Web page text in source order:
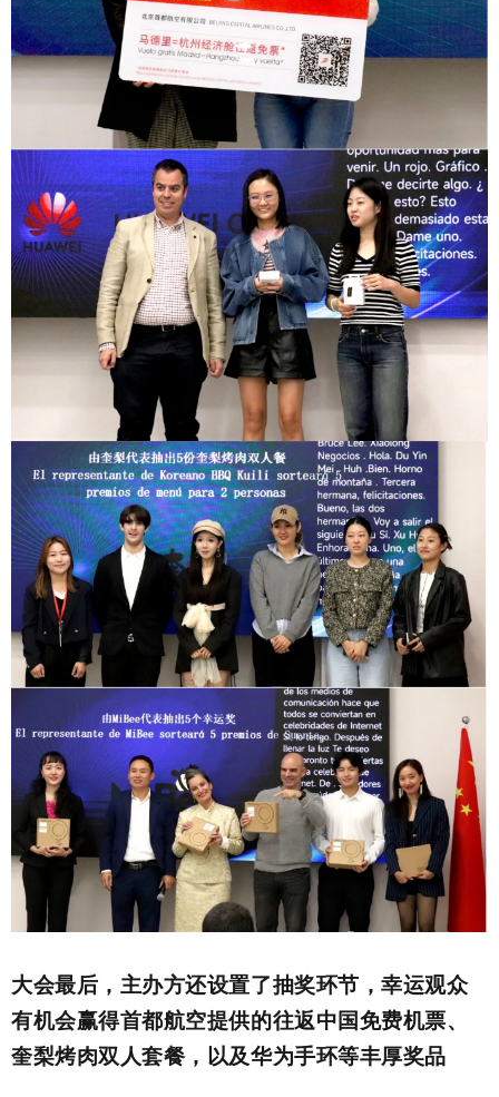
大会最后，主办方还设置了抽奖环节，幸运观众
有机会赢得首都航空提供的往返中国免费机票、
奎梨烤肉双人套餐，以及华为手环等丰厚奖品